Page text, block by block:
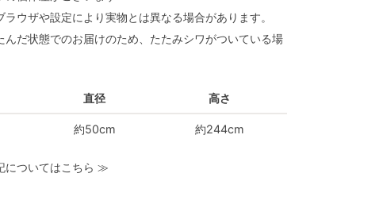
ラウザや設定により実物とは異なる場合があります。
んだ状態でのお届けのため、たたみシワがついている場
直径 高さ
約50cm 約244cm
についてはこちら ≫